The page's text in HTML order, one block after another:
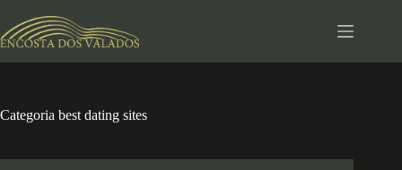
para
o
Categoria best dating sites